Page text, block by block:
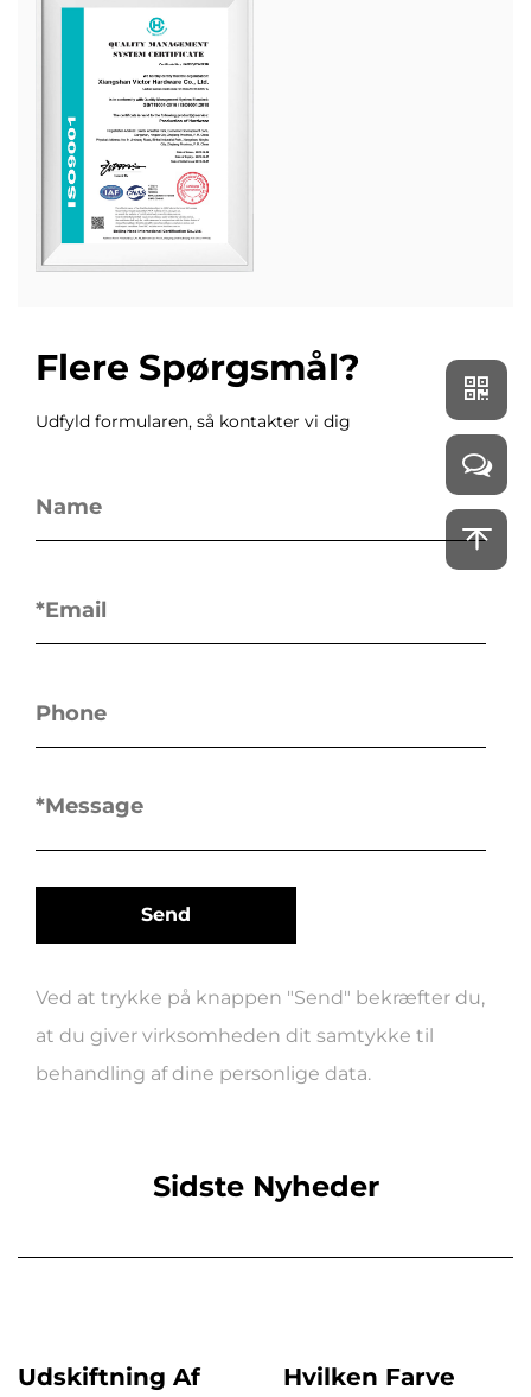
Flere Spørgsmål?
Udfyld formularen, så kontakter vi dig
Ved at trykke på knappen "Send" bekræfter du,
at du giver virksomheden dit samtykke til
behandling af dine personlige data.
Sidste Nyheder
Udskiftning Af
Hvilken Farve